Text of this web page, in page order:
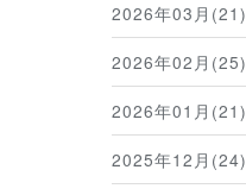
2026年03月(21)
2026年02月(25)
2026年01月(21)
2025年12月(24)